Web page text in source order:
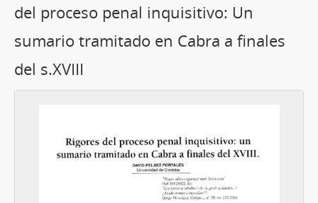
del proceso penal inquisitivo: Un
sumario tramitado en Cabra a finales
del s.XVIII